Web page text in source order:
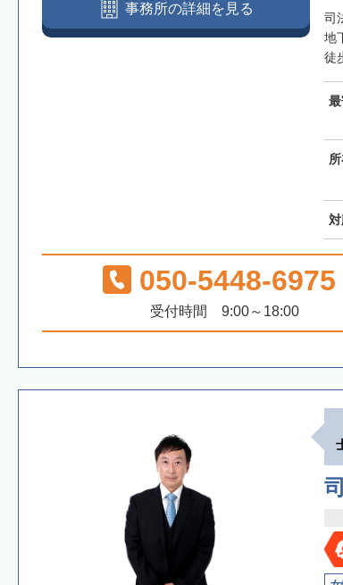
司
地
徒
事務所の詳細を見る
050-5448-6975
受付時間 9:00～18:00